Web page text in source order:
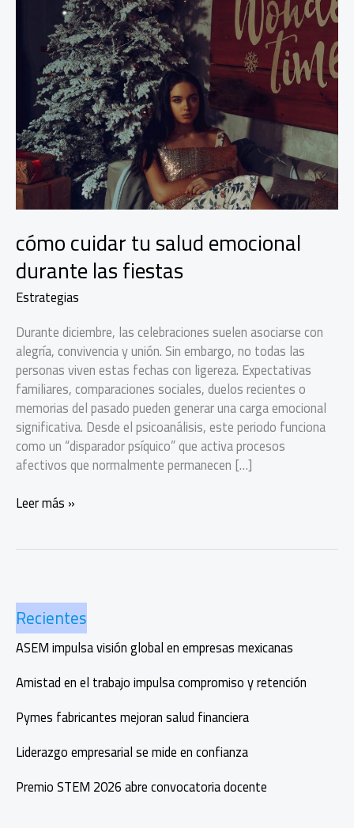
cómo cuidar tu salud emocional
durante las fiestas
Estrategias
Durante diciembre, las celebraciones suelen asociarse con
alegría, convivencia y unión. Sin embargo, no todas las
personas viven estas fechas con ligereza. Expectativas
familiares, comparaciones sociales, duelos recientes o
memorias del pasado pueden generar una carga emocional
significativa. Desde el psicoanálisis, este periodo funciona
como un “disparador psíquico” que activa procesos
afectivos que normalmente permanecen […]
cómo
durante
las
fiestas
Leer más »
Recientes
ASEM impulsa visión global en empresas mexicanas
Amistad en el trabajo impulsa compromiso y retención
Pymes fabricantes mejoran salud financiera
Liderazgo empresarial se mide en confianza
Premio STEM 2026 abre convocatoria docente